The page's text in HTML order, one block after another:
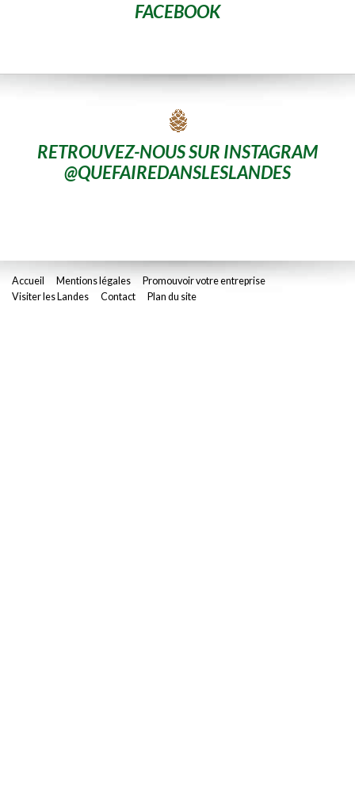
FACEBOOK
RETROUVEZ-NOUS SUR INSTAGRAM
@QUEFAIREDANSLESLANDES
Accueil Mentions légales
Promouvoir votre entreprise
Visiter les Landes
Contact Plan du site